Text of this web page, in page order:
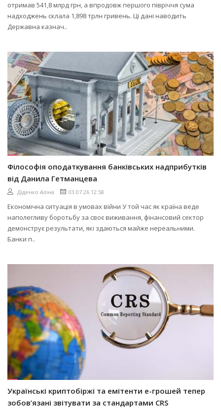
отримав 541,8 млрд грн, а впродовж першого півріччя сума
надходжень склала 1,898 трлн гривень. Ці дані наводить
Державна казнач..
Філософія оподаткування банківських надприбутків
від Данила Гетманцева
Діденко Аліна 03.07.26 12:58
Економічна ситуація в умовах війни У той час як країна веде
наполегливу боротьбу за своє виживання, фінансовий сектор
демонструє результати, які здаються майже нереальними.
Банки п..
Українські криптобіржі та емітенти е-грошей тепер
зобов’язані звітувати за стандартами CRS